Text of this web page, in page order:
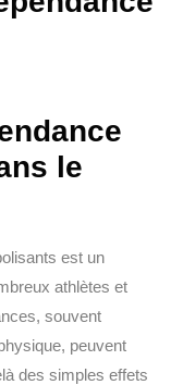
le
est un
athlètes et
souvent
peuvent
des simples effets